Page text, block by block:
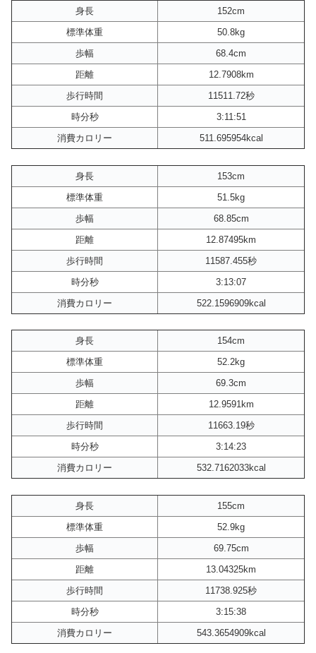
身長
152cm
標準体重
50.8kg
歩幅
68.4cm
距離
12.7908km
歩行時間
11511.72秒
時分秒
3:11:51
消費カロリー
511.695954kcal
身長
153cm
標準体重
51.5kg
歩幅
68.85cm
距離
12.87495km
歩行時間
11587.455秒
時分秒
3:13:07
消費カロリー
522.1596909kcal
身長
154cm
標準体重
52.2kg
歩幅
69.3cm
距離
12.9591km
歩行時間
11663.19秒
時分秒
3:14:23
消費カロリー
532.7162033kcal
身長
155cm
標準体重
52.9kg
歩幅
69.75cm
距離
13.04325km
歩行時間
11738.925秒
時分秒
3:15:38
消費カロリー
543.3654909kcal